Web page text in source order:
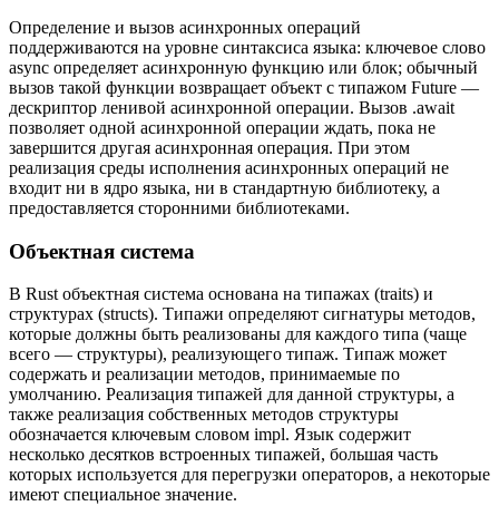
Определение и вызов асинхронных операций
поддерживаются на уровне синтаксиса языка: ключевое слово
async определяет асинхронную функцию или блок; обычный
вызов такой функции возвращает объект с типажом Future —
дескриптор ленивой асинхронной операции. Вызов .await
позволяет одной асинхронной операции ждать, пока не
завершится другая асинхронная операция. При этом
реализация среды исполнения асинхронных операций не
входит ни в ядро языка, ни в стандартную библиотеку, а
предоставляется сторонними библиотеками.
Объектная система
В Rust объектная система основана на типажах (traits) и
структурах (structs). Типажи определяют сигнатуры методов,
которые должны быть реализованы для каждого типа (чаще
всего — структуры), реализующего типаж. Типаж может
содержать и реализации методов, принимаемые по
умолчанию. Реализация типажей для данной структуры, а
также реализация собственных методов структуры
обозначается ключевым словом impl. Язык содержит
несколько десятков встроенных типажей, большая часть
которых используется для перегрузки операторов, а некоторые
имеют специальное значение.